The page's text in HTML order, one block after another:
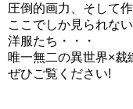
圧倒的画力、そして
ここでしか見られな
洋服たち・・・
唯一無二の異世界×裁
ぜひご覧ください!